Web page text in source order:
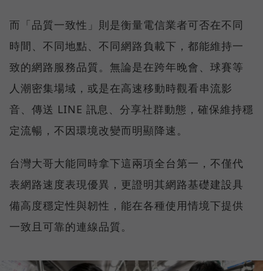
而「品質一致性」則是衡量電信業者可否在不同
時間、不同地點、不同網路負載下，都能維持一
致的網路服務品質。無論是在跨年晚會、球賽等
人潮密集場域，或是在高速移動時觀看串流影
音、傳送 LINE 訊息、分享社群動態，確保維持穩
定流暢，不因環境改變而明顯降速。
台灣大哥大能同時拿下這兩項全台第一，不僅代
表網路速度表現優異，更證明其網路基礎建設具
備高度穩定性與韌性，能在各種使用情境下提供
一致且可靠的連線品質。